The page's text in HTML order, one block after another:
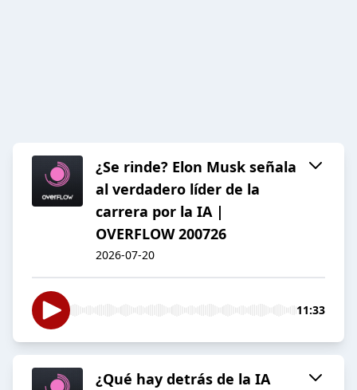
¿Se rinde? Elon Musk señala
al verdadero líder de la
carrera por la IA |
OVERFLOW 200726
2026-07-20
11:33
¿Qué hay detrás de la IA